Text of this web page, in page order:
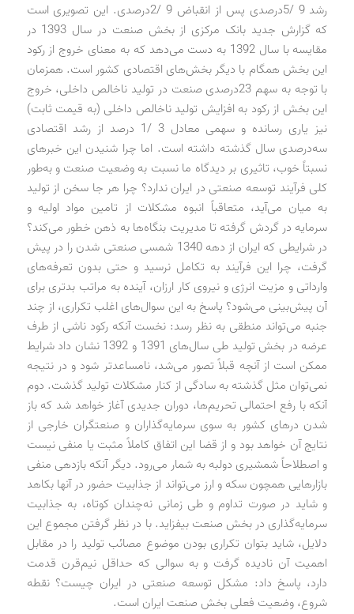
رشد 9 /5‌درصدی پس از انقباض 9 /2‌درصدی. این تصویری است
که گزارش جدید بانک مرکزی از بخش صنعت در سال 1393 در
مقایسه با سال 1392 به دست می‌دهد که به معنای خروج از رکود
این بخش همگام با دیگر بخش‌های اقتصادی کشور است. همزمان
با توجه به سهم 23‌درصدی صنعت در تولید ناخالص داخلی، خروج
این بخش از رکود به افزایش تولید ناخالص داخلی (به قیمت ثابت)
نیز یاری رسانده و سهمی معادل 3 /1 درصد از رشد اقتصادی
سه‌‌درصدی سال گذشته داشته است. اما چرا شنیدن این خبرهای
نسبتاً خوب، تاثیری بر دیدگاه ما نسبت به وضعیت صنعت و به‌طور
کلی فرآیند توسعه صنعتی در ایران ندارد؟ چرا هر جا سخن از تولید
به میان می‌آید، متعاقباً انبوه مشکلات از تامین مواد اولیه و
سرمایه در گردش گرفته تا مدیریت بنگاه‌ها به ذهن خطور می‌کند؟
در شرایطی که ایران از دهه 1340 شمسی صنعتی شدن را در پیش
گرفت، چرا این فرآیند به تکامل نرسید و حتی بدون تعرفه‌های
وارداتی و مزیت انرژی و نیروی کار ارزان، آینده به مراتب بدتری برای
آن پیش‌بینی می‌شود؟ پاسخ به این سوال‌های اغلب تکراری، از چند
جنبه می‌تواند منطقی به نظر رسد: نخست آنکه رکود ناشی از طرف
عرضه در بخش تولید طی سال‌های 1391 و 1392 نشان داد شرایط
ممکن است از آنچه قبلاً تصور می‌شد، نامساعدتر شود و در نتیجه
نمی‌توان مثل گذشته به سادگی از کنار مشکلات تولید گذشت. دوم
آنکه با رفع احتمالی تحریم‌ها، دوران جدیدی آغاز خواهد شد که باز
شدن درهای کشور به سوی سرمایه‌گذاران و صنعتگران خارجی از
نتایج آن خواهد بود و از قضا این اتفاق کاملاً مثبت یا منفی نیست
و اصطلاحاً شمشیری دولبه به شمار می‌رود. دیگر آنکه بازدهی منفی
بازارهایی همچون سکه و ارز می‌تواند از جذابیت حضور در آنها بکاهد
و شاید در صورت تداوم و طی زمانی نه‌چندان کوتاه، به جذابیت
سرمایه‌گذاری در بخش صنعت بیفزاید. با در نظر گرفتن مجموع این
دلایل، شاید بتوان تکراری بودن موضوع مصائب تولید را در مقابل
اهمیت آن نادیده گرفت و به سوالی که حداقل نیم‌قرن قدمت
دارد، پاسخ داد: مشکل توسعه صنعتی در ایران چیست؟ نقطه
شروع، وضعیت فعلی بخش صنعت ایران است.